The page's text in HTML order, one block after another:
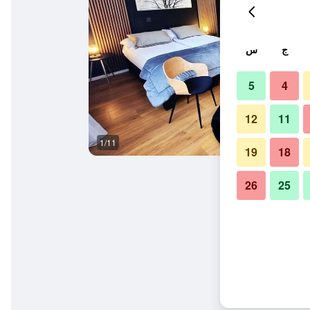
1/11
ج س
4
5
11
12
18
19
25
26